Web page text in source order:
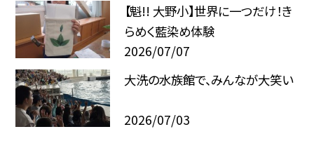
【魁!! 大野小】世界に一つだけ！き
らめく藍染め体験
2026/07/07
大洗の水族館で、みんなが大笑い
2026/07/03